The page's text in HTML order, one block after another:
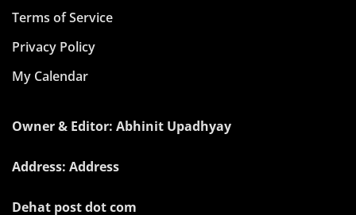
Terms of Service
Privacy Policy
My Calendar
Owner & Editor: Abhinit Upadhyay
Address: Address
Dehat post dot com